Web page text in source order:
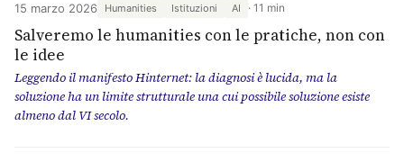
15 marzo 2026 Humanities Istituzioni AI 11 min
Salveremo le humanities con le pratiche, non con
le idee
Leggendo il manifesto Hinternet: la diagnosi è lucida, ma la
soluzione ha un limite strutturale una cui possibile soluzione esiste
almeno dal VI secolo.